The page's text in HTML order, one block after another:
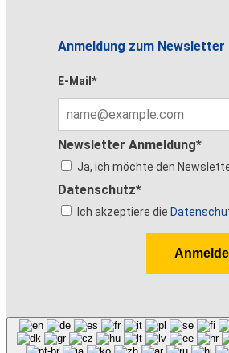
Anmeldung zum Newsletter
E-Mail*
Newsletter Anmeldung*
Ja, ich möchte den
Datenschutz*
Ich akzeptiere die